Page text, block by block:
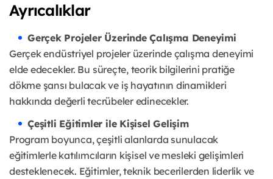
Ayrıcalıklar
Gerçek Projeler Üzerinde Çalışma Deneyimi
Gerçek endüstriyel projeler üzerinde çalışma deneyimi
elde edecekler. Bu süreçte, teorik bilgilerini pratiğe
dökme şansı bulacak ve iş hayatının dinamikleri
hakkında değerli tecrübeler edinecekler.
Çeşitli Eğitimler ile Kişisel Gelişim
Program boyunca, çeşitli alanlarda sunulacak
eğitimlerle katılımcıların kişisel ve mesleki gelişimleri
desteklenecek. Eğitimler, teknik becerilerden liderlik ve